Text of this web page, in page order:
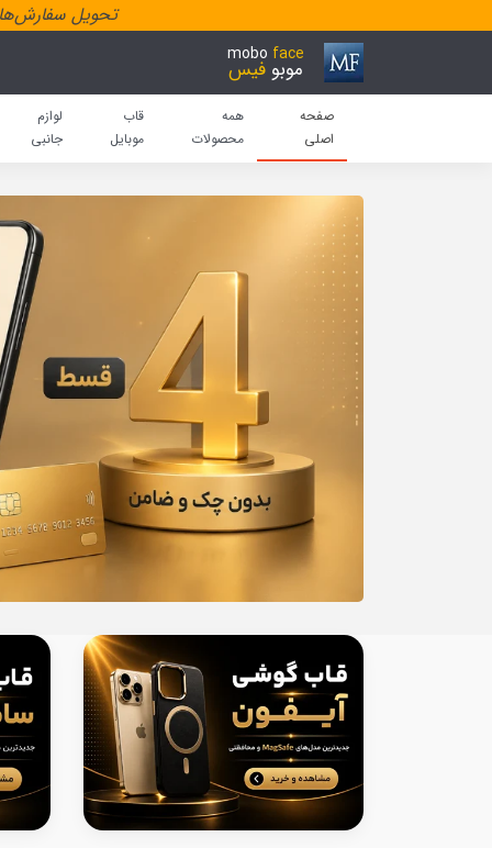
تحویل
mobo face
موبو فیس
صفحه
اصلی
همه
محصولات
قاب
موبایل
لوازم
جانبی